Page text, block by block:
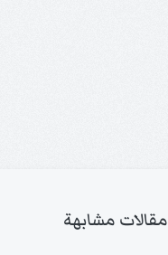
مقالات مشابهة